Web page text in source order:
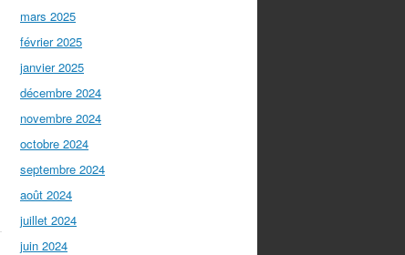
mars 2025
février 2025
janvier 2025
décembre 2024
novembre 2024
octobre 2024
septembre 2024
août 2024
juillet 2024
juin 2024